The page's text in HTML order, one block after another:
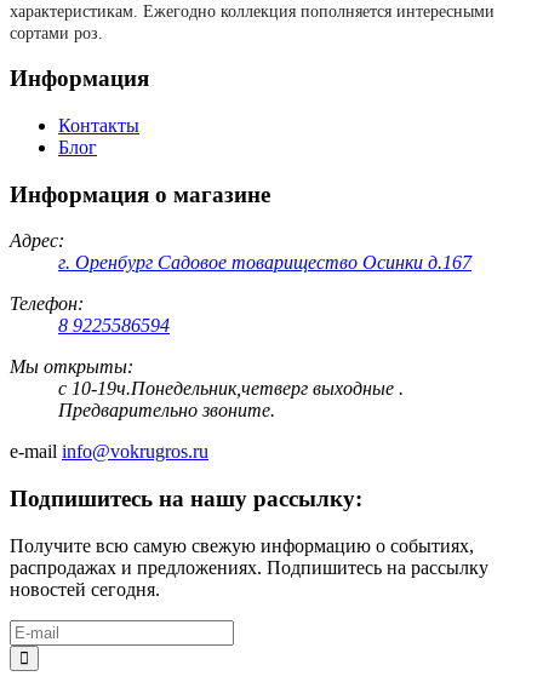
характеристикам. Ежегодно коллекция пополняется интересными
сортами роз.
Информация
Контакты
Блог
Информация о магазине
Адрес:
г. Оренбург Садовое товарищество Осинки д.167
Телефон:
8 9225586594
Мы открыты:
с 10-19ч.Понедельник,четверг выходные .
Предварительно звоните.
e-mail info@vokrugros.ru
Подпишитесь на нашу рассылку:
Получите всю самую свежую информацию о событиях,
распродажах и предложениях. Подпишитесь на рассылку
новостей сегодня.